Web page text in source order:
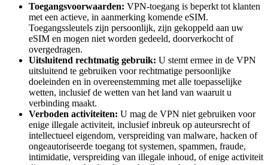
Toegangsvoorwaarden: VPN-toegang is beperkt tot klanten
met een actieve, in aanmerking komende eSIM.
Toegangssleutels zijn persoonlijk, zijn gekoppeld aan uw
eSIM en mogen niet worden gedeeld, doorverkocht of
overgedragen.
Uitsluitend rechtmatig gebruik: U stemt ermee in de VPN
uitsluitend te gebruiken voor rechtmatige persoonlijke
doeleinden en in overeenstemming met alle toepasselijke
wetten, inclusief de wetten van het land van waaruit u
verbinding maakt.
Verboden activiteiten: U mag de VPN niet gebruiken voor
enige illegale activiteit, inclusief inbreuk op auteursrecht of
intellectueel eigendom, verspreiding van malware, hacken of
ongeautoriseerde toegang tot systemen, spammen, fraude,
intimidatie, verspreiding van illegale inhoud, of enige activiteit